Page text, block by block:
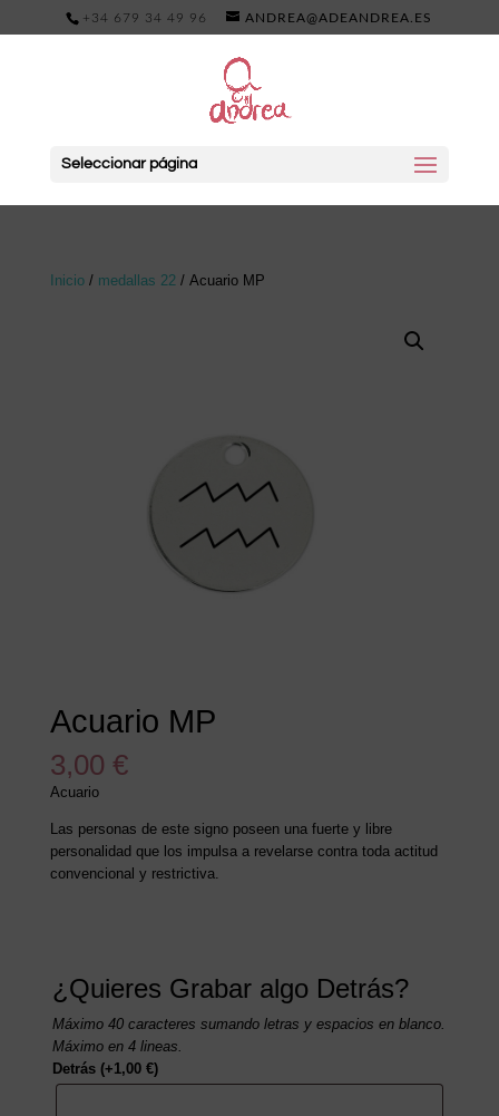
+34 679 34 49 96 ANDREA@ADEANDREA.ES
Seleccionar página
Inicio/ medallas 22/ Acuario MP
Acuario MP
3,00 €
Acuario
Las personas de este signo poseen una fuerte y libre
personalidad que los impulsa a revelarse contra toda actitud
convencional y restrictiva.
¿Quieres Grabar algo Detrás?
Máximo 40 caracteres sumando letras y espacios en blanco.
Máximo en 4 lineas.
Detrás (+1,00 €)